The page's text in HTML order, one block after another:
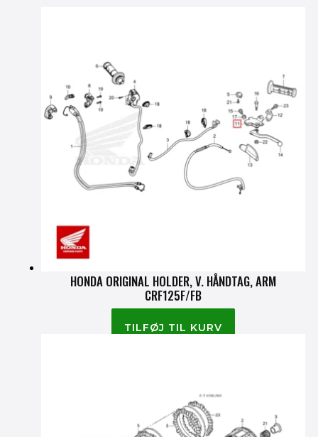
HONDA ORIGINAL HOLDER, V. HÅNDTAG, ARM
CRF125F/FB
TILFØJ TIL KURV